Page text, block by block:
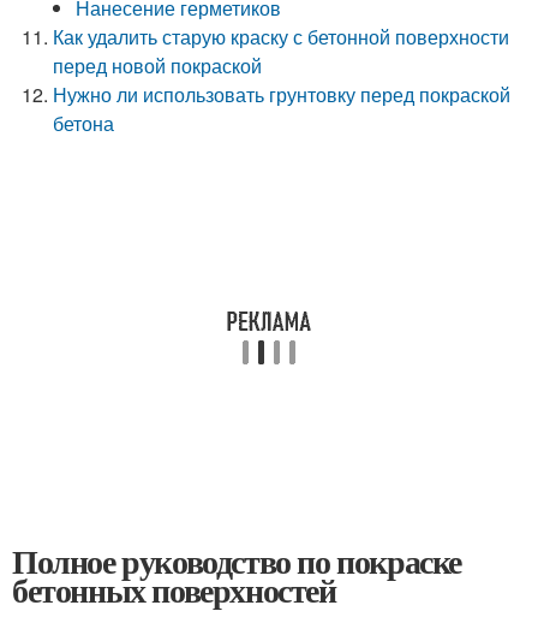
Нанесение герметиков
Как удалить старую краску с бетонной поверхности
перед новой покраской
Нужно ли использовать грунтовку перед покраской
бетона
Полное руководство по покраске
бетонных поверхностей